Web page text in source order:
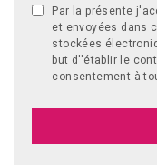
Par la présente
et envoyées dans
stockées
but d''établir le
consentement à